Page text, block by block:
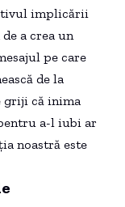
implicării
a crea un
pe care
de la
griji că inima
a-l iubi ar
noastră este